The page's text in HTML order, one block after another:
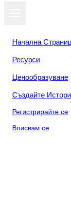
Начална
Ресурси
Ценообразуване
Създайте
Регистрирайте се
Вписвам се